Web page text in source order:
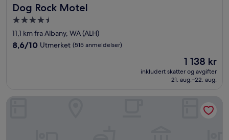
Dog Rock Motel
Dog Rock Motel
Overnattingssted
med
4.5
stjerner
11,1 km fra Albany, WA (ALH)
8.6
8,6/10 Utmerket (515 anmeldelser)
Prisen
1 138 kr
1 138 kr
inkludert skatter og avgifter
21. aug.–22. aug.
Sleepwell Motel